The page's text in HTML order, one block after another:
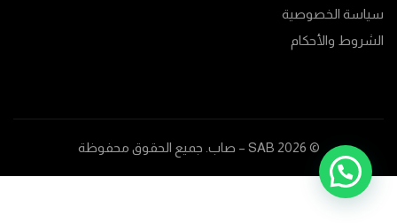
سياسة الخصوصية
الشروط والأحكام
© 2026 SAB – صاب . جميع الحقوق محفوظة